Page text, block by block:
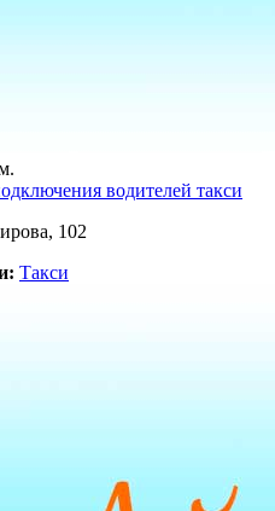
водителей такси
102
Такси